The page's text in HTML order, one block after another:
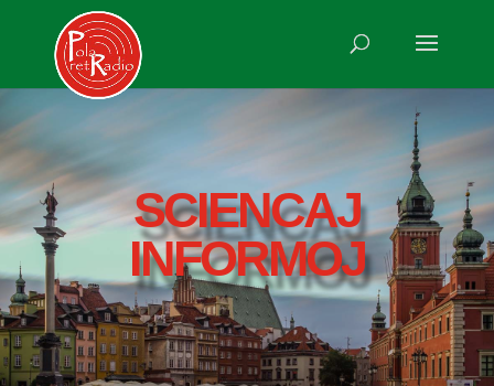
SCIENCAJ
INFORMOJ